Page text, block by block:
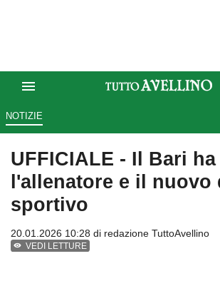
NOTIZIE
UFFICIALE - Il Bari
l'allenatore e il nuovo
sportivo
20.01.2026 10:28 di redazione TuttoAvellino
VEDI LETTURE